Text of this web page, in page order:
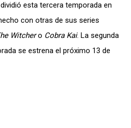
esta tercera temporada en
con otras de sus series
Witchero Cobra Kai. La segunda
se estrena el próximo 13 de